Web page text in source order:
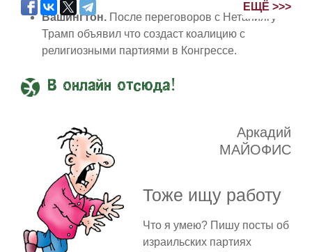
Вашингтон. После переговоров с Нетаниягу
Трамп объявил что создаст коалицию с
религиозными партиями в Конгрессе.
ЕЩЁ >>>
В онлайн отсюда!
Аркадий
МАЙОФИС
Тоже ищу работу
Что я умею? Пишу посты об
израильских партиях